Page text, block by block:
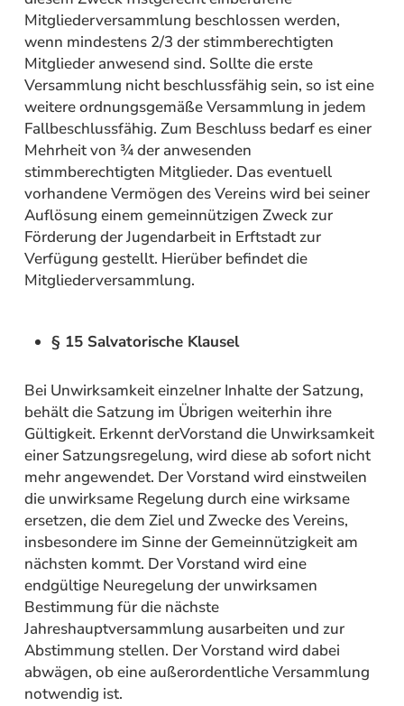
Mitgliederversammlung beschlossen werden,
wenn mindestens 2/3 der stimmberechtigten
Mitglieder anwesend sind. Sollte die erste
Versammlung nicht beschlussfähig sein, so ist eine
weitere ordnungsgemäße Versammlung in jedem
Fallbeschlussfähig. Zum Beschluss bedarf es einer
Mehrheit von ¾ der anwesenden
stimmberechtigten Mitglieder. Das eventuell
vorhandene Vermögen des Vereins wird bei seiner
Auflösung einem gemeinnützigen Zweck zur
Förderung der Jugendarbeit in Erftstadt zur
Verfügung gestellt. Hierüber befindet die
Mitgliederversammlung.
§ 15 Salvatorische Klausel
Bei Unwirksamkeit einzelner Inhalte der Satzung,
behält die Satzung im Übrigen weiterhin ihre
Gültigkeit. Erkennt derVorstand die Unwirksamkeit
einer Satzungsregelung, wird diese ab sofort nicht
mehr angewendet. Der Vorstand wird einstweilen
die unwirksame Regelung durch eine wirksame
ersetzen, die dem Ziel und Zwecke des Vereins,
insbesondere im Sinne der Gemeinnützigkeit am
nächsten kommt. Der Vorstand wird eine
endgültige Neuregelung der unwirksamen
Bestimmung für die nächste
Jahreshauptversammlung ausarbeiten und zur
Abstimmung stellen. Der Vorstand wird dabei
abwägen, ob eine außerordentliche Versammlung
notwendig ist.